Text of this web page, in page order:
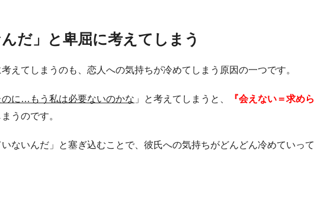
だ」と卑屈に考えてしまう
えてしまうのも、恋人への気持ちが冷めてしまう原因の一つです。
に…もう私は必要ないのかな 」と考えてしまうと、
『会えない＝求めら
うのです。
ないんだ」と塞ぎ込むことで、彼氏への気持ちがどんどん冷めていって